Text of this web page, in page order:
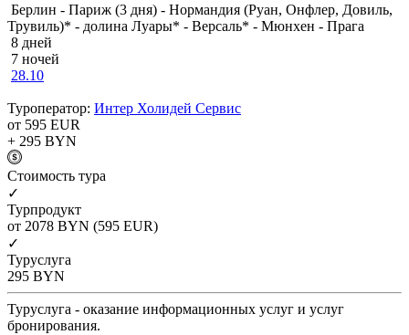
Берлин - Париж (3 дня) - Нормандия (Руан, Онфлер, Довиль,
Трувиль)* - долина Луары* - Версаль* - Мюнхен - Прага
8 дней
7 ночей
28.10
Туроператор: Интер Холидей Сервис
от 595 EUR
+ 295 BYN
Cтоимость тура
✓
Турпродукт
от 2078 BYN (595 EUR)
✓
Туруслуга
295 BYN
Туруслуга - оказание информационных услуг и услуг
бронирования.